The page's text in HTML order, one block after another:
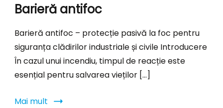
Barieră antifoc
Barieră antifoc – protecție pasivă la foc pentru
siguranța clădirilor industriale și civile Introducere
În cazul unui incendiu, timpul de reacție este
esențial pentru salvarea vieților […]
Mai mult